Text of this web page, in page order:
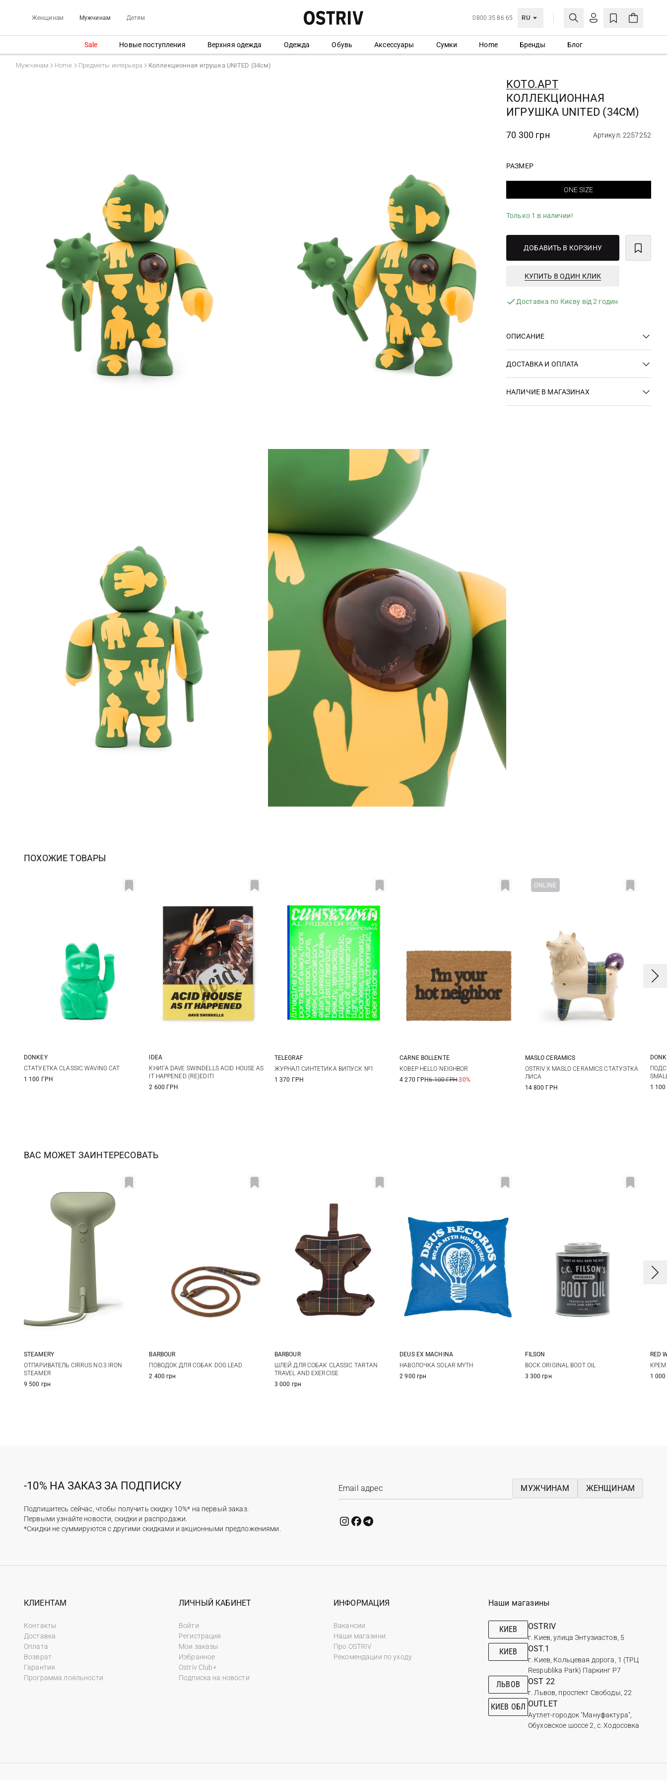
Женщинам Мужчинам Детям 0800 35 86 65 RU
ЛИЧНЫЙ КАБИНЕТ
Еще не зарегистрированы?
СОЗДАТЬ УЧЕТНУЮ ЗАПИСЬ
Sale Новые поступления Верхняя одежда Одежда Обувь Аксессуары Сумки Home Бренды Блог
Мужчинам Home Предметы интерьера Коллекционная игрушка UNITED (34см)
KOTO.APT
КОЛЛЕКЦИОННАЯ
ИГРУШКА UNITED (34СМ)
70 300 грн Артикул: 2257252
РАЗМЕР
ONE SIZE
Только 1 в наличии!
ДОБАВИТЬ В КОРЗИНУ
КУПИТЬ В ОДИН КЛИК
Доставка по Києву від 2 годин
ОПИСАНИЕ
ДОСТАВКА И ОПЛАТА
НАЛИЧИЕ В МАГАЗИНАХ
ПОХОЖИЕ ТОВАРЫ
One Size
DONKEY
СТАТУЕТКА CLASSIC WAVING CAT
1 100 ГРН
One Size
IDEA
КНИГА DAVE SWINDELLS ACID HOUSE AS
IT HAPPENED (RE)EDITI
2 600 ГРН
One Size
TELEGRAF
ЖУРНАЛ СИНТЕТИКА ВИПУСК №1
1 370 ГРН
One Size
CARNE BOLLENTE
КОВЕР HELLO NEIGHBOR
4 270 ГРН6 100 ГРН-30%
One Size
MASLO CERAMICS
OSTRIV X MASLO CERAMICS СТАТУЭТКА
ЛИСА
14 800 ГРН
1
ВАС МОЖЕТ ЗАИНТЕРЕСОВАТЬ
One Size
STEAMERY
ОТПАРИВАТЕЛЬ CIRRUS NO.3 IRON
STEAMER
9 500 грн
One Size
BARBOUR
ПОВОДОК ДЛЯ СОБАК DOG LEAD
2 400 грн
S M L
BARBOUR
ШЛЕЙ ДЛЯ СОБАК CLASSIC TARTAN
TRAVEL AND EXERCISE
3 000 грн
One Size
DEUS EX MACHINА
НАВОЛОЧКА SOLAR MYTH
2 900 грн
One Size
FILSON
ВОСК ORIGINAL BOOT OIL
3 300 грн
RED
КРЕМ
1 000
-10% НА ЗАКАЗ ЗА ПОДПИСКУ
Подпишитесь сейчас, чтобы получить скидку 10%* на первый заказ.
Первыми узнайте новости, скидки и распродажи.
*Скидки не суммируются с другими скидками и акционными предложениями.
МУЖЧИНАМ ЖЕНЩИНАМ
КЛИЕНТАМ
Контакты
Доставка
Оплата
Возврат
Гарантия
Программа лояльности
ЛИЧНЫЙ КАБИНЕТ
Войти
Регистрация
Мои заказы
Избранное
Ostriv Club+
Подписка на новости
ИНФОРМАЦИЯ
Вакансии
Наши магазини
Про OSTRIV
Рекомендации по уходу
Наши магазины
КИЕВ OSTRIV
г. Киев, улица Энтузиастов, 5
КИЕВ OST.1
г. Киев, Кольцевая дорога, 1 (ТРЦ
Respublika Park) Паркинг Р7
ЛЬВОВ OST 22
г. Львов, проспект Свободы, 22
КИЕВ ОБЛ OUTLET
Аутлет-городок "Мануфактура",
Обуховское шоссе 2, с. Ходосовка